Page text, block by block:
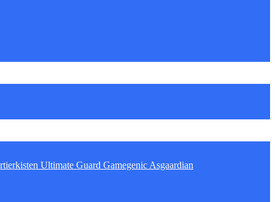
Ultimate Guard Gamegenic Asgaardian